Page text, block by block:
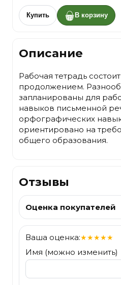
Купить В корзину
Описание
Рабочая тетрадь
продолжением.
запланированы для
навыков письменной
орфографических
ориентировано на
общего образования.
Отзывы
Оценка покупателей
Ваша оценка:★★★★★
Имя (можно изменить)